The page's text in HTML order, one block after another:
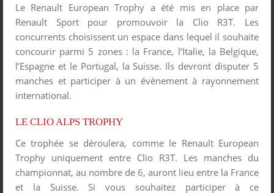
Le Renault European Trophy a été mis en place par
Renault Sport pour promouvoir la Clio R3T. Les
concurrents choisissent un espace dans lequel il souhaite
concourir parmi 5 zones : la France, l’Italie, la Belgique,
l’Espagne et le Portugal, la Suisse. Ils devront disputer 5
manches et participer à un évènement à rayonnement
international.
LE CLIO ALPS TROPHY
Ce trophée se déroulera, comme le Renault European
Trophy uniquement entre Clio R3T. Les manches du
championnat, au nombre de 6, auront lieu entre la France
et la Suisse. Si vous souhaitez participer à ce